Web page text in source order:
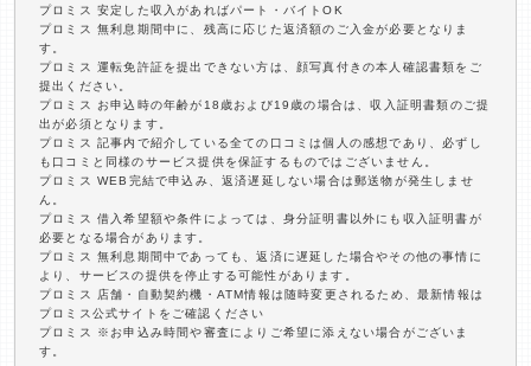
プロミス 安定した収入があればパート・バイトOK
プロミス 無利息期間中に、残高に応じた返済額のご入金が必要となりま
す。
プロミス 運転免許証を提出できない方は、顔写真付きの本人確認書類をご
提出ください。
プロミス お申込時の年齢が18歳および19歳の場合は、収入証明書類のご提
出が必須となります。
プロミス 記事内で紹介している全ての口コミは個人の感想であり、必ずし
も口コミと同様のサービス提供を保証するものではございません。
プロミス WEB完結で申込み、返済遅延しない場合は郵送物が発生しませ
ん。
プロミス 借入希望額や条件によっては、身分証明書以外にも収入証明書が
必要となる場合があります。
プロミス 無利息期間中であっても、返済に遅延した場合やその他の事情に
より、サービスの提供を停止する可能性があります。
プロミス 店舗・自動契約機・ATM情報は随時変更されるため、最新情報は
プロミス公式サイトをご確認ください
プロミス ※お申込み時間や審査によりご希望に添えない場合がございま
す。